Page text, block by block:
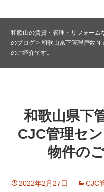
和歌山の賃貸・管理・リフォーム
のブログ >和歌山県下管理戸数
のご紹介です。
和歌山県下
CJC管理セ
物件の
2022年2月27日
CJC